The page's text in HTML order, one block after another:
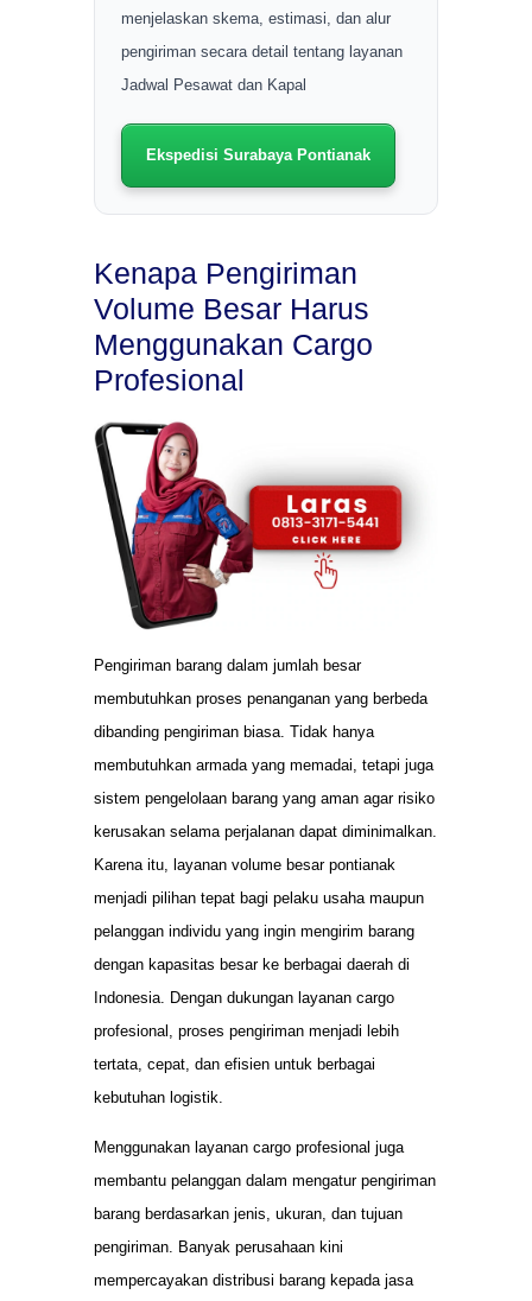
menjelaskan skema, estimasi, dan alur
pengiriman secara detail tentang layanan
Jadwal Pesawat dan Kapal
Ekspedisi Surabaya Pontianak
Kenapa Pengiriman
Volume Besar Harus
Menggunakan Cargo
Profesional
Pengiriman barang dalam jumlah besar
membutuhkan proses penanganan yang berbeda
dibanding pengiriman biasa. Tidak hanya
membutuhkan armada yang memadai, tetapi juga
sistem pengelolaan barang yang aman agar risiko
kerusakan selama perjalanan dapat diminimalkan.
Karena itu, layanan volume besar pontianak
menjadi pilihan tepat bagi pelaku usaha maupun
pelanggan individu yang ingin mengirim barang
dengan kapasitas besar ke berbagai daerah di
Indonesia. Dengan dukungan layanan cargo
profesional, proses pengiriman menjadi lebih
tertata, cepat, dan efisien untuk berbagai
kebutuhan logistik.
Menggunakan layanan cargo profesional juga
membantu pelanggan dalam mengatur pengiriman
barang berdasarkan jenis, ukuran, dan tujuan
pengiriman. Banyak perusahaan kini
mempercayakan distribusi barang kepada jasa